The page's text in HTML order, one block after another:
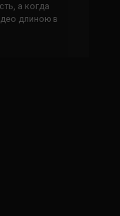
а когда
длиною в